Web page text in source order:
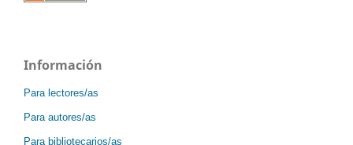
Información
Para lectores/as
Para autores/as
Para bibliotecarios/as